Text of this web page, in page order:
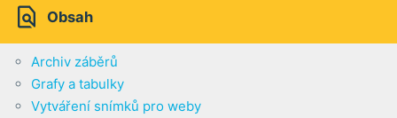
 Obsah
Archiv záběrů
Grafy a tabulky
Vytváření snímků pro weby